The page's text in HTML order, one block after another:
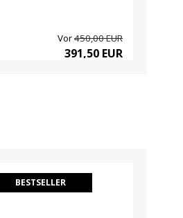
Vor450,00 EUR
391,50 EUR
BESTSELLER